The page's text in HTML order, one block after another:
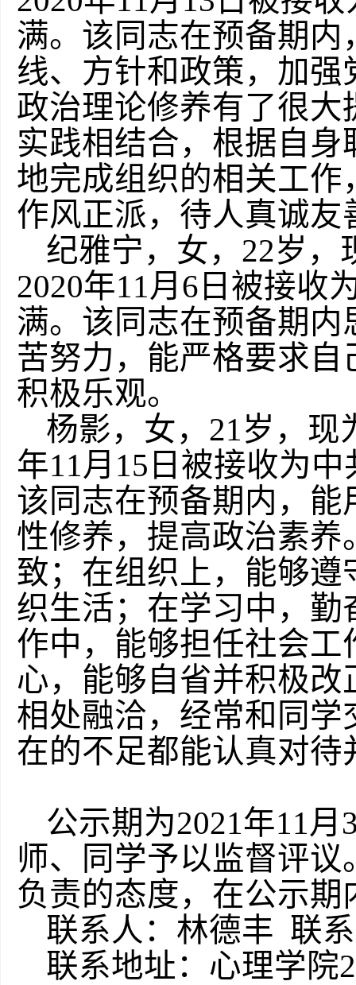
满。该同志在预备期
线、方针和政策，加
政治理论修养有了很
实践相结合，根据自
地完成组织的相关工
作风正派，待人真诚
纪雅宁，女，22岁，
2020年11月6日被接收
满。该同志在预备期
苦努力，能严格要求
积极乐观。
杨影，女，21岁，现
年11月15日被接收为
该同志在预备期内，
性修养，提高政治素
致；在组织上，能够
织生活；在学习中，
作中，能够担任社会
心，能够自省并积极
相处融洽，经常和同
在的不足都能认真对待
公示期为2021年11
师、同学予以监督评
负责的态度，在公示
联系人：林德丰 联
联系地址：心理学院